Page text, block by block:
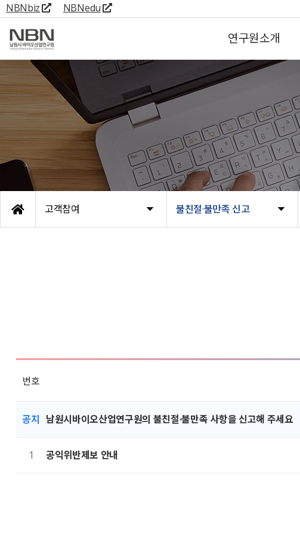
NBNbiz NBNedu
연구원소개
고객참여 불친절·불만족 신고
번호
공지 남원시바이오산업연구원의 불친절·불만족 사항을 신고해 주세요
1 공익위반제보 안내